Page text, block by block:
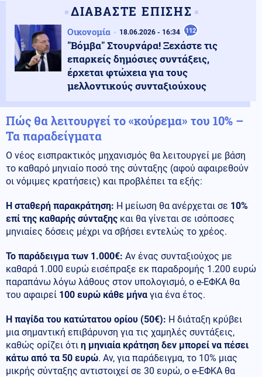
ΔΙΑΒΑΣΤΕ ΕΠΙΣΗΣ
Οικονομία 18.06.2026 - 16:34 112
"Βόμβα" Στουρνάρα! Ξεχάστε τις
επαρκείς δημόσιες συντάξεις,
έρχεται φτώχεια για τους
μελλοντικούς συνταξιούχους
Πώς θα λειτουργεί το «κούρεμα» του 10% –
Τα παραδείγματα
Ο νέος εισπρακτικός μηχανισμός θα λειτουργεί με βάση
το καθαρό μηνιαίο ποσό της σύνταξης (αφού αφαιρεθούν
οι νόμιμες κρατήσεις) και προβλέπει τα εξής:
Η σταθερή παρακράτηση: Η μείωση θα ανέρχεται σε 10%
επί της καθαρής σύνταξης και θα γίνεται σε ισόποσες
μηνιαίες δόσεις μέχρι να σβήσει εντελώς το χρέος.
Το παράδειγμα των 1.000€: Αν ένας συνταξιούχος με
καθαρά 1.000 ευρώ εισέπραξε εκ παραδρομής 1.200 ευρώ
παραπάνω λόγω λάθους στον υπολογισμό, ο e-ΕΦΚΑ θα
του αφαιρεί 100 ευρώ κάθε μήνα για ένα έτος.
Η παγίδα του κατώτατου ορίου (50€): Η διάταξη κρύβει
μια σημαντική επιβάρυνση για τις χαμηλές συντάξεις,
καθώς ορίζει ότι η μηνιαία κράτηση δεν μπορεί να πέσει
κάτω από τα 50 ευρώ. Αν, για παράδειγμα, το 10% μιας
μικρής σύνταξης αντιστοιχεί σε 30 ευρώ, ο e-ΕΦΚΑ θα